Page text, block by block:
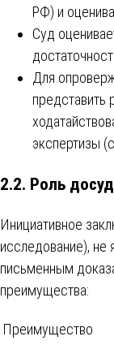
РФ) и
Суд
Для
представить
экспертизы
2.2. Роль
Инициативное
исследование), не
письменным
преимущества:
Преимущество